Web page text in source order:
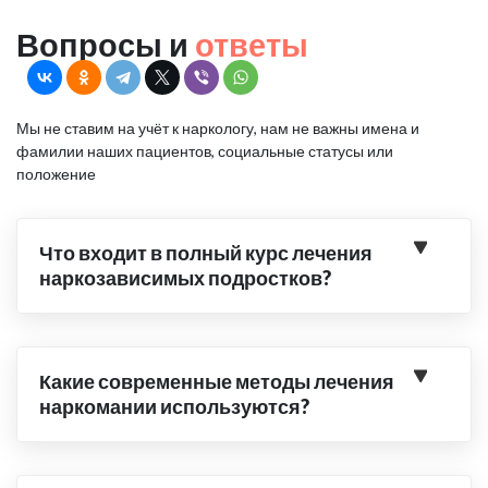
Вопросы и ответы
Мы не ставим на учёт к наркологу, нам не важны имена и
фамилии наших пациентов, социальные статусы или
положение
Что входит в полный курс лечения
наркозависимых подростков?
Какие современные методы лечения
наркомании используются?